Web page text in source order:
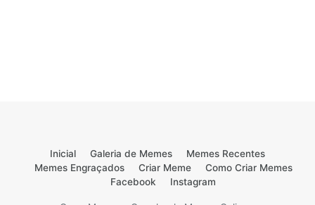
Inicial Galeria de Memes
Memes Recentes
Memes Engraçados
Criar Meme
Como Criar Memes
Facebook
Instagram